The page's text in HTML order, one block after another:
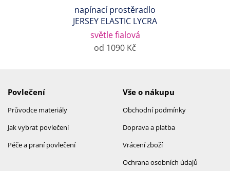
napínací prostěradlo
JERSEY ELASTIC LYCRA
světle fialová
od 1090 Kč
Povlečení
Průvodce materiály
Jak vybrat povlečení
Péče a praní povlečení
Vše o nákupu
Obchodní podmínky
Doprava a platba
Vrácení zboží
Ochrana osobních údajů